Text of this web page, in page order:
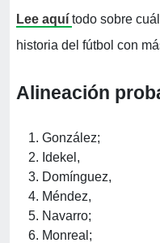
Lee aquí todo sobre
historia del fútbol con
Alineación
González;
Idekel,
Domínguez,
Méndez,
Navarro;
Monreal;